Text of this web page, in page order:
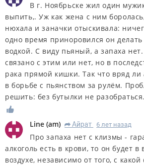
В г. Ноябрьске жил один
выпить,. Уж как жена с ним
нюхала и заначки отыскивала:
одно время приноровился он делать
водкой. С виду пьяный, а запаха
связано с этим или нет, но в
рака прямой кишки. Так что вряд ли
в борьбе с пьянством за рулём.
решить: без бутылки не разобраться.
Line (am) R Айрат 6 лет назад
Про запаха нет с клизмы -
алкоголь есть в крови, то он будет
воздухе, независимо от того, с